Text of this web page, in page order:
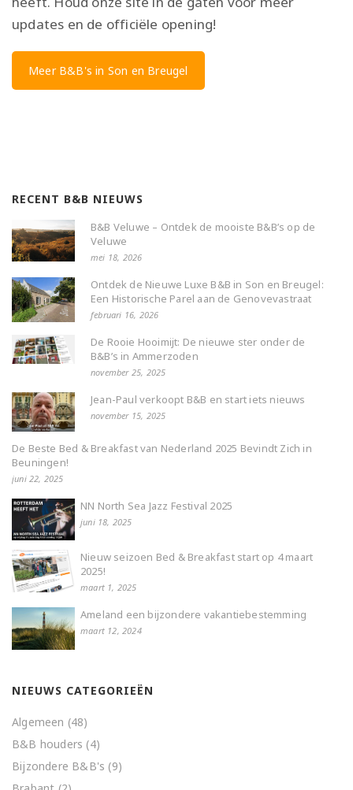
updates en de officiële opening!
Meer B&B's in Son en Breugel
RECENT B&B NIEUWS
B&B Veluwe – Ontdek de mooiste B&B’s op de
Veluwe
mei 18, 2026
Ontdek de Nieuwe Luxe B&B in Son en Breugel:
Een Historische Parel aan de Genovevastraat
februari 16, 2026
De Rooie Hooimijt: De nieuwe ster onder de
B&B’s in Ammerzoden
november 25, 2025
Jean-Paul verkoopt B&B en start iets nieuws
november 15, 2025
De Beste Bed & Breakfast van Nederland 2025 Bevindt Zich in
Beuningen!
juni 22, 2025
NN North Sea Jazz Festival 2025
juni 18, 2025
Nieuw seizoen Bed & Breakfast start op 4 maart
2025!
maart 1, 2025
Ameland een bijzondere vakantiebestemming
maart 12, 2024
NIEUWS CATEGORIEËN
Algemeen (48)
B&B houders (4)
Bijzondere B&B's (9)